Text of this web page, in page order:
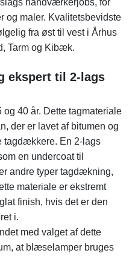
håndværkerjobs, for
og maler. Kvalitetsbevidste
fra øst til vest i Århus
Tarm og Kibæk.
ekspert til 2-lags
40 år. Dette tagmateriale
der er lavet af bitumen og
tagdækkere. En 2-lags
en undercoat til
andre typer tagdækning,
materiale er ekstremt
finish, hvis det er den
i.
med valget af dette
at blæselamper bruges